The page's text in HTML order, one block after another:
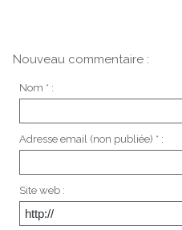
Nouveau commentaire :
Nom * :
Adresse email (non publiée) * :
Site web :